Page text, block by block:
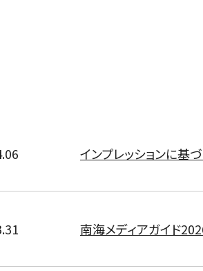
インプレッションに基
南海メディアガイド